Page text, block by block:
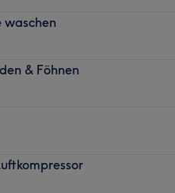
waschen
& Föhnen